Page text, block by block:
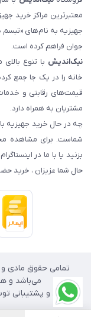
معتبرترین مراکز خرید
جهیزیه به نام‌های «تبسم
جوان فراهم کرده است.
نیک‌اندیش با تنوع
خانه را در یک جا جمع
قیمت‌های رقابتی و
مشتریان به همراه دارد.
چه در حال خرید جهیزیه
شماست. برای مشاهده
بزنید یا با ما در اینستاگرام
حال شما عزیزان ، خرید
تمامی حقوق مادی
می‌باشد و
طراحی و پشتیبانی